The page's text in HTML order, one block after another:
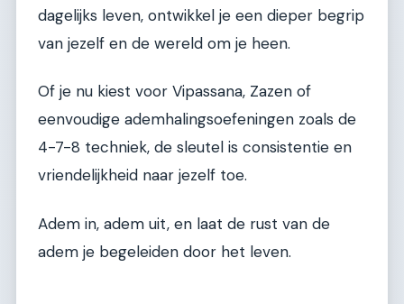
dagelijks leven, ontwikkel je een dieper begrip
van jezelf en de wereld om je heen.
Of je nu kiest voor Vipassana, Zazen of
eenvoudige ademhalingsoefeningen zoals de
4-7-8 techniek, de sleutel is consistentie en
vriendelijkheid naar jezelf toe.
Adem in, adem uit, en laat de rust van de
adem je begeleiden door het leven.